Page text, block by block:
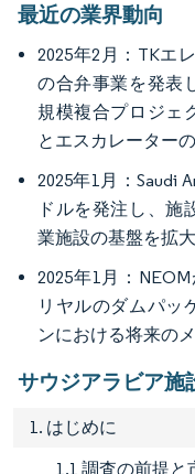
最近の業界動向
2025年2月：TKエ
の合弁事業を発表
規模複合プロジェ
とエスカレーター
2025年1月：Saudi
ドルを発注し、施
業施設の基盤を拡大
2025年1月：
リヤルのダムパッ
ンにおける将来の
サウジアラビア施
1. はじめに
1.1 調査の前提と